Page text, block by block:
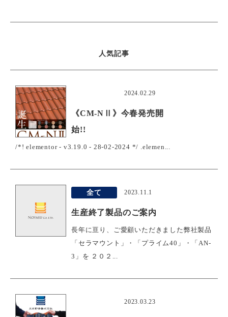
人気記事
2024.02.29
《CM-NⅡ》今春発売開
始!!
/*! elementor - v3.19.0 - 28-02-2024 */ .elemen...
全て 2023.11.1
生産終了製品のご案内
長年に亘り、ご愛顧いただきました弊社製品
「セラマウント」・「プライム40」・「AN-
3」を ２０２...
2023.03.23